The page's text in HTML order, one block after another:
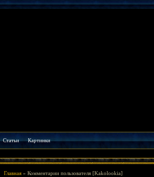
Cтатьи Картинки
Главная » Комментарии пользователя [Kakolookia]